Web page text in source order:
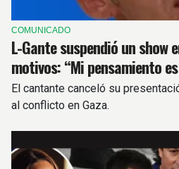
COMUNICADO
L-Gante suspendió un show
motivos: “Mi pensamiento
El cantante canceló su
al conflicto en Gaza.